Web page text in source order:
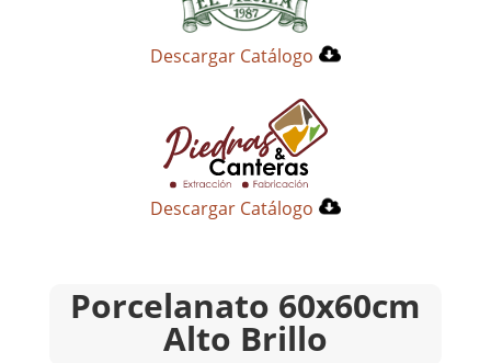
Descargar Catálogo
Descargar Catálogo
Porcelanato 60x60cm
Alto Brillo